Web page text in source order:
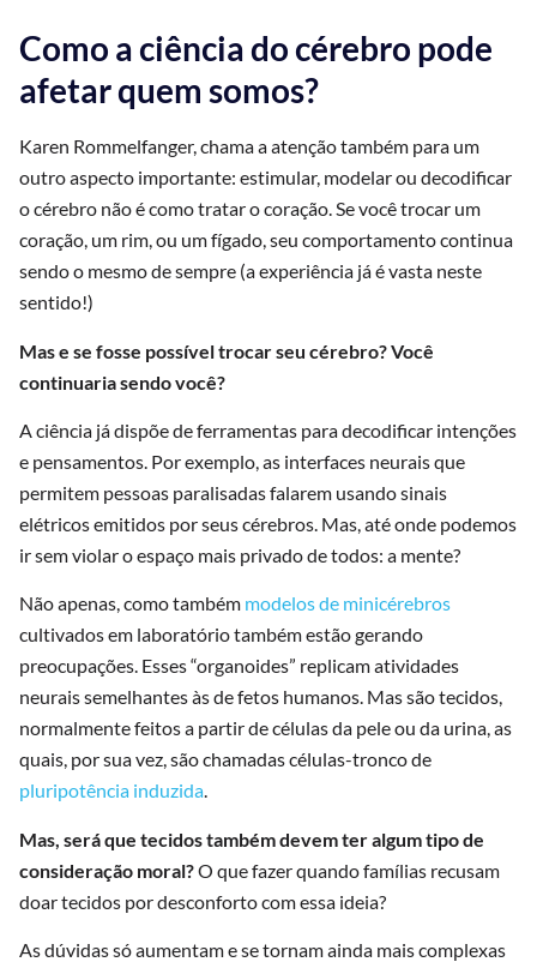
Como a ciência do cérebro pode
afetar quem somos?
Karen Rommelfanger, chama a atenção também para um
outro aspecto importante: estimular, modelar ou decodificar
o cérebro não é como tratar o coração. Se você trocar um
coração, um rim, ou um fígado, seu comportamento continua
sendo o mesmo de sempre (a experiência já é vasta neste
sentido!)
Mas e se fosse possível trocar seu cérebro? Você
continuaria sendo você?
A ciência já dispõe de ferramentas para decodificar intenções
e pensamentos. Por exemplo, as interfaces neurais que
permitem pessoas paralisadas falarem usando sinais
elétricos emitidos por seus cérebros. Mas, até onde podemos
ir sem violar o espaço mais privado de todos: a mente?
Não apenas, como também modelos de minicérebros
cultivados em laboratório também estão gerando
preocupações. Esses “organoides” replicam atividades
neurais semelhantes às de fetos humanos. Mas são tecidos,
normalmente feitos a partir de células da pele ou da urina, as
quais, por sua vez, são chamadas células-tronco de
pluripotência induzida.
Mas, será que tecidos também devem ter algum tipo de
consideração moral?O que fazer quando famílias recusam
doar tecidos por desconforto com essa ideia?
As dúvidas só aumentam e se tornam ainda mais complexas